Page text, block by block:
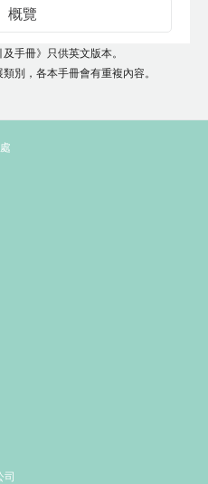
概覽
手冊》只供英文版本。
別，各本手冊會有重複內容。
司